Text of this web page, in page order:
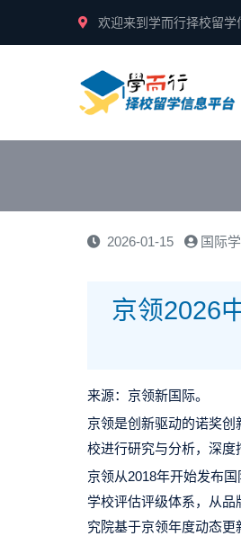
欢迎来到学而行择校留学
2026-01-15 国际
京领2026
来源：京领新国际。
京领是创新驱动的诺奖
校进行研究与分析，深度
京领从2018年开始发布
学校评估评级体系，从
究院基于京领年度动态